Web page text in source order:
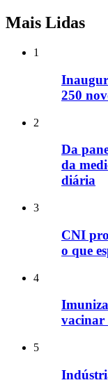
Mais Lidas
1
250
2
Da
da
diária
3
CNI
o que
4
vacinar
5